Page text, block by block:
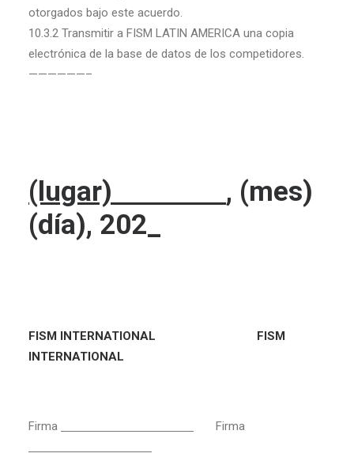
otorgados bajo este acuerdo.
10.3.2 Transmitir a FISM LATIN AMERICA una copia
electrónica de la base de datos de los competidores.
——————–
(lugar) , (mes)
(día), 202_
FISM INTERNATIONAL FISM
INTERNATIONAL
Firma Firma